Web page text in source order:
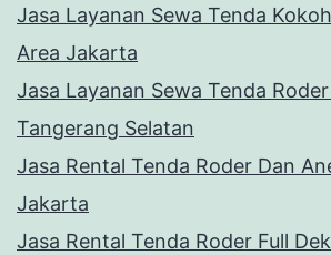
Jasa Layanan Sewa Tenda
Area Jakarta
Jasa Layanan Sewa Tenda
Tangerang Selatan
Jasa Rental Tenda Roder Dan
Jakarta
Jasa Rental Tenda Roder Full